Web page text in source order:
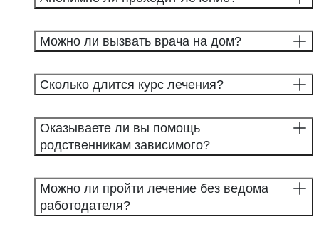
Можно ли вызвать врача на дом?
Сколько длится курс лечения?
Оказываете ли вы помощь
родственникам зависимого?
Можно ли пройти лечение без ведома
работодателя?